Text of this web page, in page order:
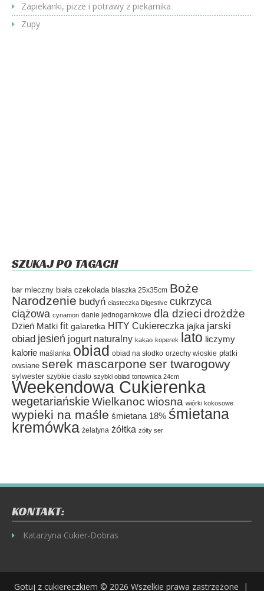
Zapiekanki, pizze i potrawy z piekarnika
Zupy
SZUKAJ PO TAGACH
bar mleczny biała czekolada blaszka 25x35cm Boże
Narodzenie budyń ciasteczka Digestive cukrzyca
ciążowa cynamon danie jednogarnkowe dla dzieci drożdże
Dzień Matki fit galaretka HITY Cukiereczka jajka jarski
obiad jesień jogurt naturalny kakao koperek lato liczymy
kalorie maślanka obiad obiad na słodko orzechy włoskie płatki
owsiane serek mascarpone ser twarogowy
sylwester szybkie ciasto szybki obiad tortownica 24cm
Weekendowa Cukierenka
wegetariańskieWielkanoc wiosna wiórki kokosowe
wypieki na maśle śmietana 18% śmietana
kremówka żelatyna żółtka żółty ser
KONTAKT:
Katarzyna Cukier-Dobras
Gotuj z cukiereczkiem © 2026 Wszelkie prawa zastrzeżone |